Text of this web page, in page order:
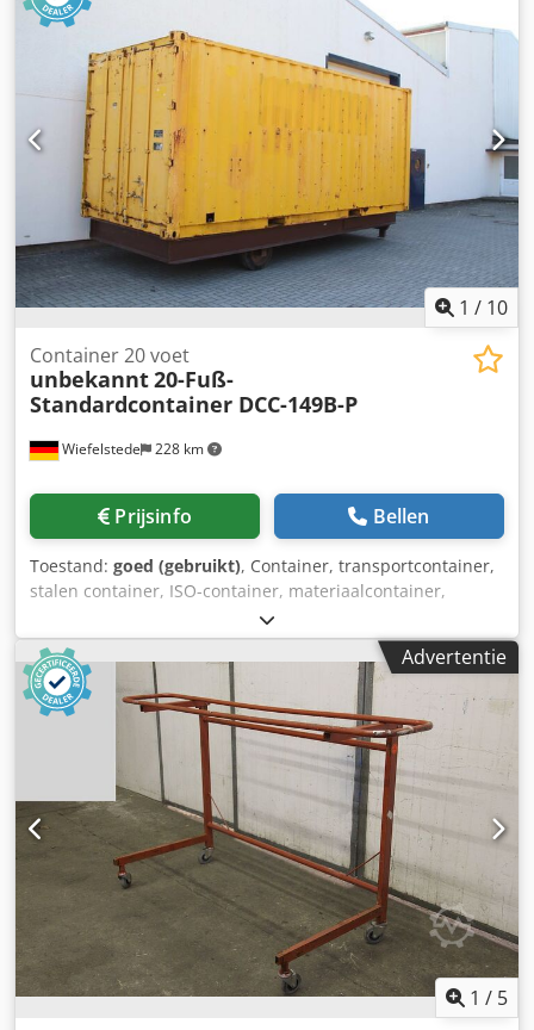
haven van Antwerpen. Openingstijden: van maandag tot
en met vrijdag, doorlopend van 8.30 uur tot 19.00 uur.
1 / 10
Wiefelstede 228 km
Container 20 voet
unbekannt20-Fuß-
Standardcontainer DCC-149B-P
Prijsinfo Bellen
Toestand: goed (gebruikt), Container, transportcontainer,
stalen container, ISO-container, materiaalcontainer,
werkplaatscontainer, zeecontainer -Stalen container:
werkplaatscontainer/materiaalcontainer met verlichting en
werkplaatsuitrusting Dodpfxszh Eg Ne Achowa -Werkbank:
met bankschroef -Dubbele slijpmachine: -elektrische
uitrusting: zie foto's -Interne afmetingen container:
5940/2330/H2285 mm -Transportafmetingen:
6050/2420/H2590 mm -Transportgewicht: 2800 kg
Advertentie
1 / 5